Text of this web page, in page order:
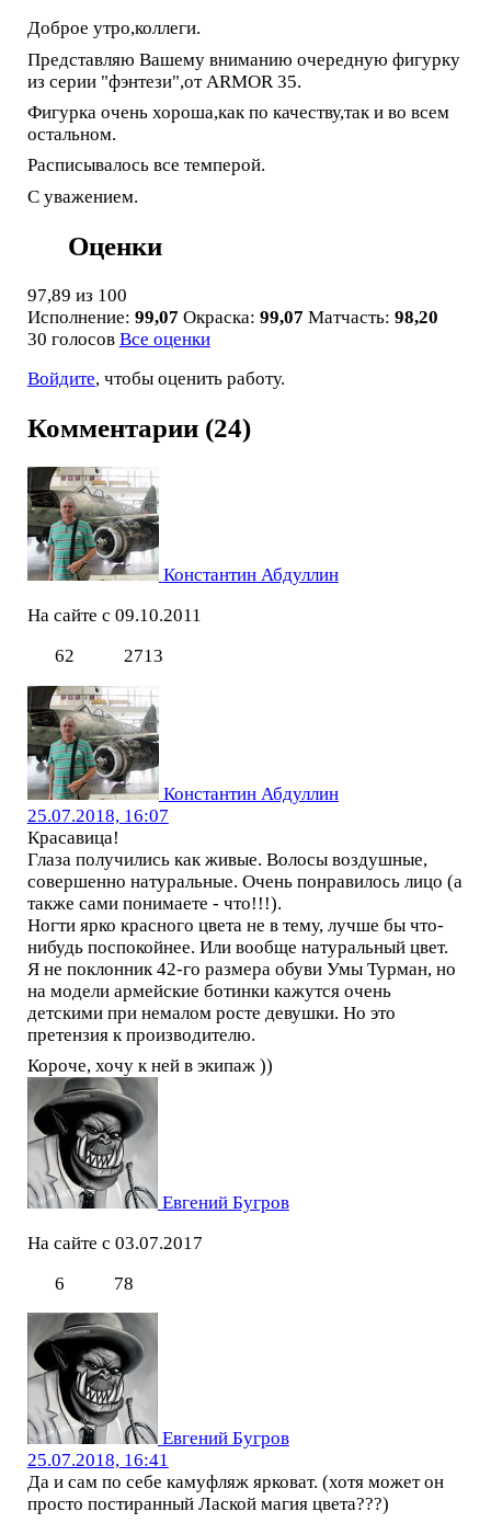
Доброе утро,коллеги.
Представляю Вашему вниманию очередную фигурку
из серии "фэнтези",от ARMOR 35.
Фигурка очень хороша,как по качеству,так и во всем
остальном.
Расписывалось все темперой.
С уважением.
Оценки
97,89 из 100
Исполнение: 99,07 Окраска: 99,07 Матчасть: 98,20
30 голосов Все оценки
Войдите, чтобы оценить работу.
Комментарии (24)
Константин Абдуллин
На сайте с 09.10.2011
62
2713
Константин Абдуллин
25.07.2018, 16:07
Красавица!
Глаза получились как живые. Волосы воздушные,
совершенно натуральные. Очень понравилось лицо (а
также сами понимаете - что!!!).
Ногти ярко красного цвета не в тему, лучше бы что-
нибудь поспокойнее. Или вообще натуральный цвет.
Я не поклонник 42-го размера обуви Умы Турман, но
на модели армейские ботинки кажутся очень
детскими при немалом росте девушки. Но это
претензия к производителю.
Короче, хочу к ней в экипаж ))
Евгений Бугров
На сайте с 03.07.2017
6
78
Евгений Бугров
25.07.2018, 16:41
Да и сам по себе камуфляж ярковат. (хотя может он
просто постиранный Лаской магия цвета???)